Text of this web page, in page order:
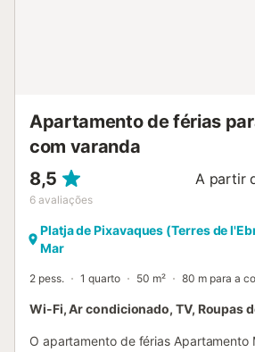
Apartamento de férias
com varanda
8,5
6 avaliações
A partir
Platja de Pixavaques (Terres de
Mar
2 pess. 1 quarto 50 m² 80 m para a
Wi-Fi, Ar condicionado, TV, Roupas
O apartamento de férias Apartamento